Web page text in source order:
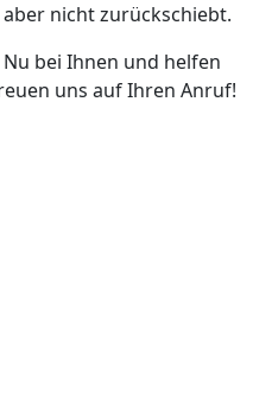
nicht zurückschiebt.
bei Ihnen und helfen
uns auf Ihren Anruf!